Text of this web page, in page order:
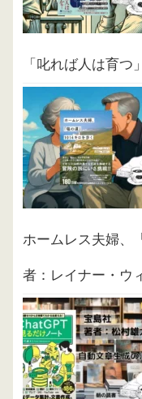
「叱れば人は育つ
ホームレス夫婦、
者：レイナー・ウ